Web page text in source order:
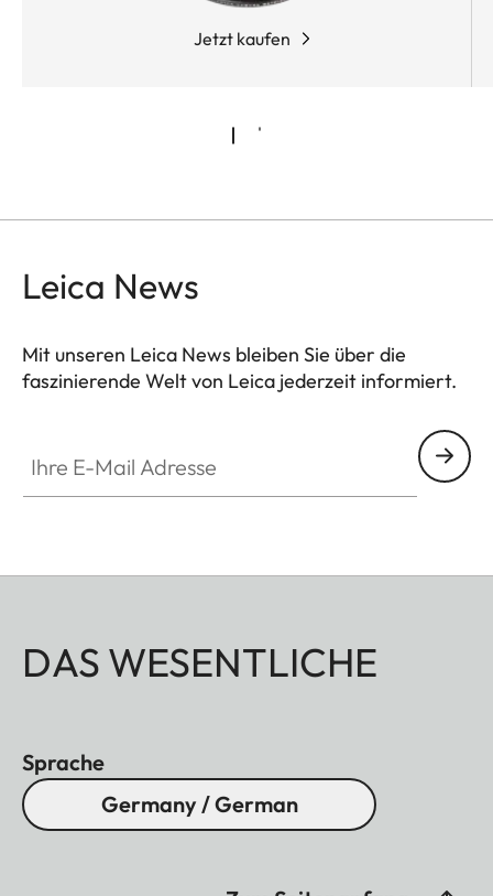
Jetzt kaufen
Leica News
Mit unseren Leica News bleiben Sie über die
faszinierende Welt von Leica jederzeit informiert.
DAS WESENTLICHE
Sprache
Germany / German